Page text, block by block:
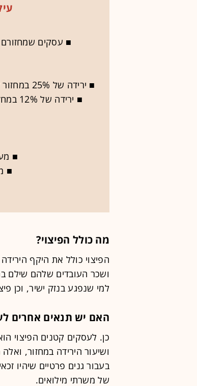
■ עסקים שמחזורם השנתי נע בין
■ ירידה של 25% במחזור לעומת התקופה המקבילה אשתקד - למדווחים חודשי
■
■
■
מה כולל הפיצוי?
הפיצוי כולל את היקף
ושכר העובדים שלהם שילם
למי שנפגע בנזק ישיר, וכן
האם יש תנאים אחרים
כן. לעסקים קטנים הפיצוי
ושיעור הירידה במחזור,
בעבור גנים פרטיים שיהיו
של משרתי מילואים.